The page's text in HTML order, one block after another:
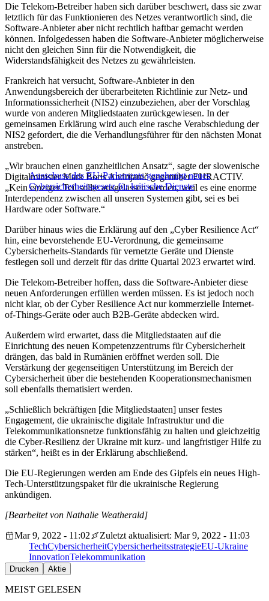
Die Telekom-Betreiber haben sich darüber beschwert, dass sie zwar
letztlich für das Funktionieren des Netzes verantwortlich sind, die
Software-Anbieter aber nicht rechtlich haftbar gemacht werden
können. Infolgedessen haben die Software-Anbieter möglicherweise
nicht den gleichen Sinn für die Notwendigkeit, die
Widerstandsfähigkeit des Netzes zu gewährleisten.
Frankreich hat versucht, Software-Anbieter in den
Anwendungsbereich der überarbeiteten Richtlinie zur Netz- und
Informationssicherheit (NIS2) einzubeziehen, aber der Vorschlag
wurde von anderen Mitgliedstaaten zurückgewiesen. In der
gemeinsamen Erklärung wird auch eine rasche Verabschiedung der
NIS2 gefordert, die die Verhandlungsführer für den nächsten Monat
anstreben.
Ausschuss des EU-Parlaments genehmigt neues
Cybersicherheitsgesetz für kritische Dienste
„Wir brauchen einen ganzheitlichen Ansatz“, sagte der slowenische
Digitalminister Mark Boris Andrijanič gegenüber EURACTIV.
„Kein einziger Teil sollte ausgelassen werden, weil es eine enorme
Interdependenz zwischen all unseren Systemen gibt, sei es bei
Hardware oder Software.“
Darüber hinaus wies die Erklärung auf den „Cyber Resilience Act“
hin, eine bevorstehende EU-Verordnung, die gemeinsame
Cybersicherheits-Standards für vernetzte Geräte und Dienste
festlegen soll und derzeit für das dritte Quartal 2023 erwartet wird.
Die Telekom-Betreiber hoffen, dass die Software-Anbieter diese
neuen Anforderungen erfüllen werden müssen. Es ist jedoch noch
nicht klar, ob der Cyber Resilience Act nur kommerzielle Internet-
of-Things-Geräte oder auch B2B-Geräte abdecken wird.
Außerdem wird erwartet, dass die Mitgliedstaaten auf die
Einrichtung des neuen Kompetenzzentrums für Cybersicherheit
drängen, das bald in Rumänien eröffnet werden soll. Die
Verstärkung der gegenseitigen Unterstützung im Bereich der
Cybersicherheit über die bestehenden Kooperationsmechanismen
soll ebenfalls thematisiert werden.
„Schließlich bekräftigen [die Mitgliedstaaten] unser festes
Engagement, die ukrainische digitale Infrastruktur und die
Telekommunikationsnetze funktionsfähig zu halten und gleichzeitig
die Cyber-Resilienz der Ukraine mit kurz- und langfristiger Hilfe zu
stärken“, heißt es in der Erklärung abschließend.
Die EU-Regierungen werden am Ende des Gipfels ein neues High-
Tech-Unterstützungspaket für die ukrainische Regierung
ankündigen.
[Bearbeitet von Nathalie Weatherald]
Mar 9, 2022 - 11:02
Zuletzt aktualisiert: Mar 9, 2022 - 11:03
TechCybersicherheitCybersicherheitsstrategieEU-Ukraine
InnovationTelekommunikation
Drucken Aktie
MEIST GELESEN